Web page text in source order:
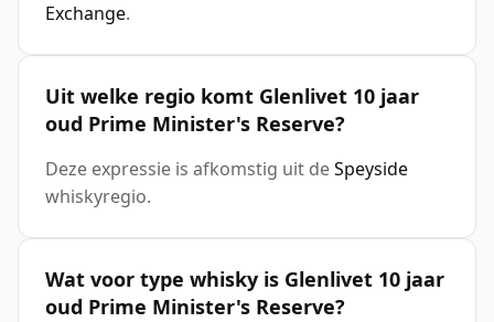
Exchange.
Uit welke regio komt Glenlivet 10 jaar
oud Prime Minister's Reserve?
Deze expressie is afkomstig uit deSpeyside
whiskyregio.
Wat voor type whisky is Glenlivet 10 jaar
oud Prime Minister's Reserve?